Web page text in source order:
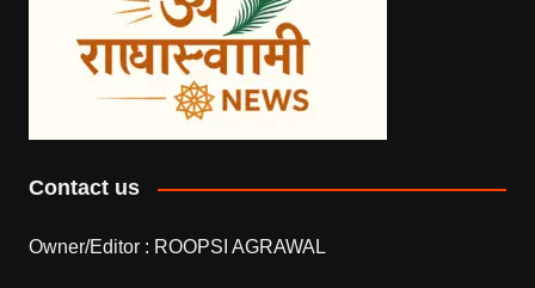
Contact us
Owner/Editor : ROOPSI AGRAWAL